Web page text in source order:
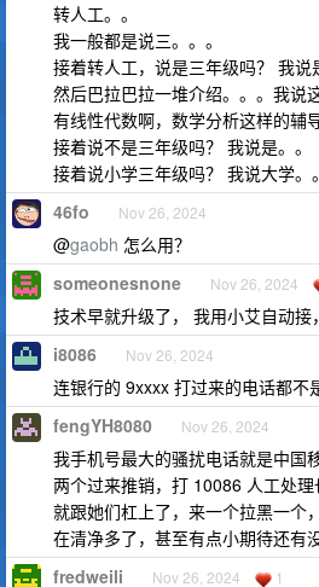
转人工。。
我一般都是说三。。。
接着转人工，说是三年级吗？ 我说
然后巴拉巴拉一堆介绍。。。我说
有线性代数啊，数学分析这样的辅
接着说不是三年级吗？ 我说是。。
接着说小学三年级吗？ 我说大学。。
46fo Nov 26, 2024
@gaobh 怎么用？
someonesnone Nov 26, 2024
技术早就升级了， 我用小艾自动接
i8086 Nov 26, 2024
连银行的 9xxxx 打过来的电话都
fengYH8080 Nov 26, 2024
我手机号最大的骚扰电话就是中国
两个过来推销，打 10086 人工处
就跟她们杠上了，来一个拉黑一个
在清净多了，甚至有点小期待还有
fredweili Nov 26, 2024 1